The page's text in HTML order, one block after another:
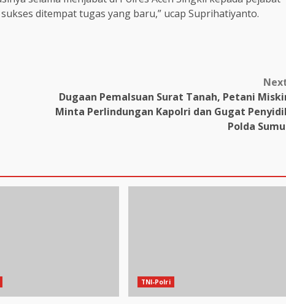
ditempat tugas yang baru,” ucap Suprihatiyanto.
Dugaan Pemalsuan Surat Tanah, Petani
Minta Perlindungan Kapolri dan Gugat
Polda
TNI-Polri